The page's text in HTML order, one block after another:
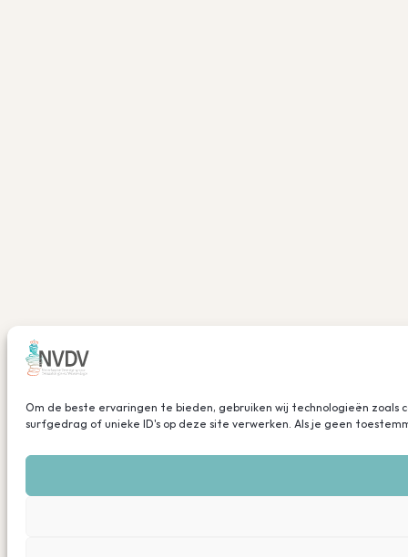
Om de beste ervaringen te bieden, gebruiken wij technologieën
surfgedrag of unieke ID's op deze site verwerken. Als je geen